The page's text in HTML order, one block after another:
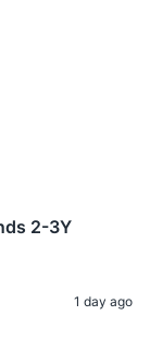
2-3Y
1 day ago